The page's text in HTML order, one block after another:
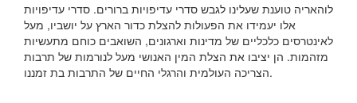
לוהאריה טוענת שעלינו לגבש סדרי עדיפויות ברורים. סדרי עדיפויות
אלו יעמידו את הפעולות להצלת כדור הארץ על יושביו, מעל
לאינטרסים כלכליים של מדינות וארגונים, השואבים כוחם מתעשיות
מזהמות. הן יציבו את הצלת המין האנושי מעל לנורמות של תרבות
הצריכה העולמית והרגלי החיים של התרבות בת זמננו.